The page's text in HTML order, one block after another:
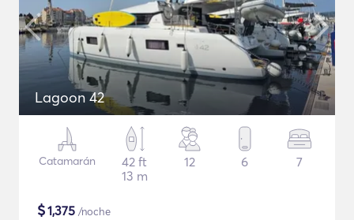
Lagoon 42
Catamarán
42 ft
13 m
12 6 7
$1,375 /noche